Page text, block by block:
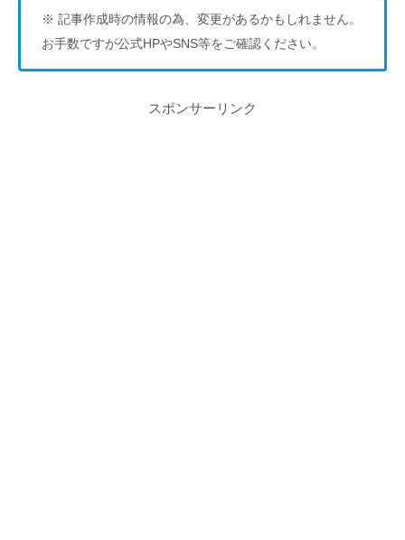
※ 記事作成時の情報の為、変更があるかもしれません。
お手数ですが公式HPやSNS等をご確認ください。
スポンサーリンク